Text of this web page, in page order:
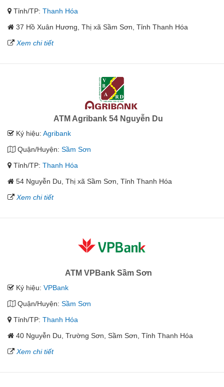
Tỉnh/TP: Thanh Hóa
37 Hồ Xuân Hương, Thị xã Sầm Sơn, Tỉnh Thanh Hóa
Xem chi tiết
ATM Agribank 54 Nguyễn Du
Ký hiệu: Agribank
Quận/Huyện: Sầm Sơn
Tỉnh/TP: Thanh Hóa
54 Nguyễn Du, Thị xã Sầm Sơn, Tỉnh Thanh Hóa
Xem chi tiết
ATM VPBank Sầm Sơn
Ký hiệu: VPBank
Quận/Huyện: Sầm Sơn
Tỉnh/TP: Thanh Hóa
40 Nguyễn Du, Trường Sơn, Sầm Sơn, Tỉnh Thanh Hóa
Xem chi tiết